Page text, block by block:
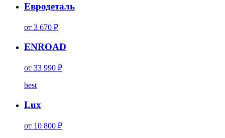
Евродеталь
от 3 670 ₽
ENROAD
от 33 990 ₽
best
Lux
от 10 800 ₽